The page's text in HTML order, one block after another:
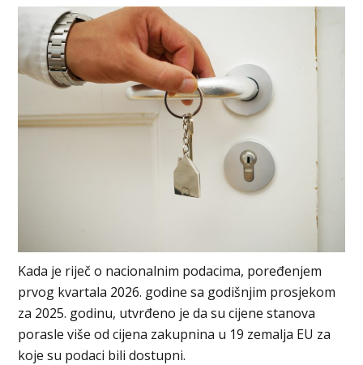
Kada je riječ o nacionalnim podacima, poređenjem
prvog kvartala 2026. godine sa godišnjim prosjekom
za 2025. godinu, utvrđeno je da su cijene stanova
porasle više od cijena zakupnina u 19 zemalja EU za
koje su podaci bili dostupni.